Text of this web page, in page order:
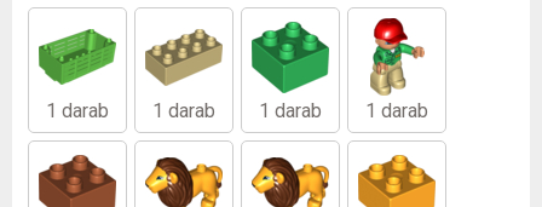
1 darab 1 darab 1 darab 1 darab